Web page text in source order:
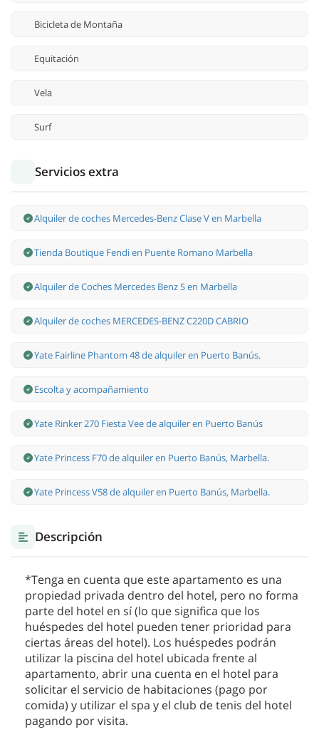
Bicicleta de Montaña
Equitación
Vela
Surf
Servicios extra
Alquiler de coches Mercedes-Benz Clase V en Marbella
Tienda Boutique Fendi en Puente Romano Marbella
Alquiler de Coches Mercedes Benz S en Marbella
Alquiler de coches MERCEDES-BENZ C220D CABRIO
Yate Fairline Phantom 48 de alquiler en Puerto Banús.
Escolta y acompañamiento
Yate Rinker 270 Fiesta Vee de alquiler en Puerto Banús
Yate Princess F70 de alquiler en Puerto Banús, Marbella.
Yate Princess V58 de alquiler en Puerto Banús, Marbella.
Descripción
*Tenga en cuenta que este apartamento es una
propiedad privada dentro del hotel, pero no forma
parte del hotel en sí (lo que significa que los
huéspedes del hotel pueden tener prioridad para
ciertas áreas del hotel). Los huéspedes podrán
utilizar la piscina del hotel ubicada frente al
apartamento, abrir una cuenta en el hotel para
solicitar el servicio de habitaciones (pago por
comida) y utilizar el spa y el club de tenis del hotel
pagando por visita.